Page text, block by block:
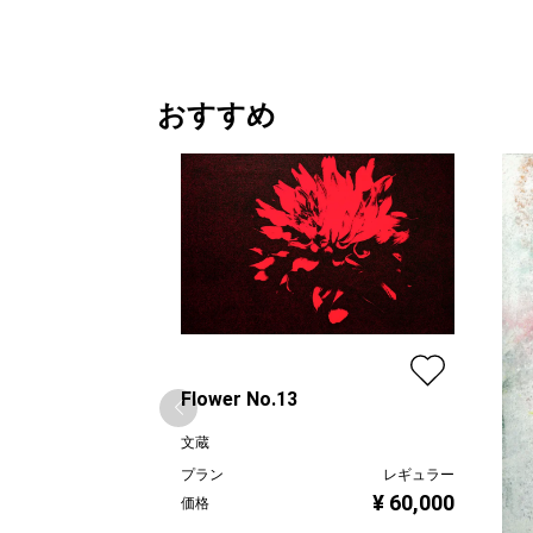
おすすめ
Flower No.13
文蔵
プラン
レギュラー
価格
¥ 60,000